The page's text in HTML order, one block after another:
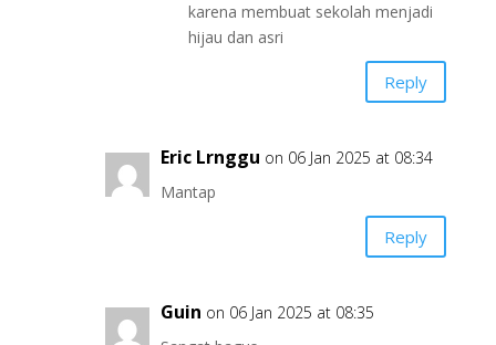
karena membuat sekolah menjadi
hijau dan asri
Reply
Eric Lrnggu on 06 Jan 2025 at 08:34
Mantap
Reply
Guin on 06 Jan 2025 at 08:35